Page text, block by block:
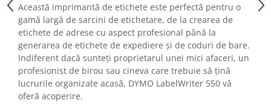
Genti si accesorii femei
Imbracaminte barbati
Imbracaminte femei
Imbracaminte si Incaltaminte copii
Incaltaminte barbati
Incaltaminte femei
Ochelari de soare
Această imprimantă de etichete este perfectă pentru o
gamă largă de sarcini de etichetare, de la crearea de
etichete de adrese cu aspect profesional până la
generarea de etichete de expediere și de coduri de bare.
Indiferent dacă sunteți proprietarul unei mici afaceri, un
profesionist de birou sau cineva care trebuie să țină
lucrurile organizate acasă, DYMO LabelWriter 550 vă
oferă acoperire.